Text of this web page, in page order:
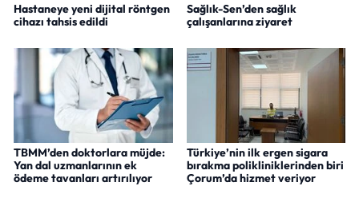
Hastaneye yeni dijital röntgen
cihazı tahsis edildi
Sağlık-Sen’den sağlık
çalışanlarına ziyaret
TBMM’den doktorlara müjde:
Yan dal uzmanlarının ek
ödeme tavanları artırılıyor
Türkiye’nin ilk ergen sigara
bırakma polikliniklerinden biri
Çorum’da hizmet veriyor